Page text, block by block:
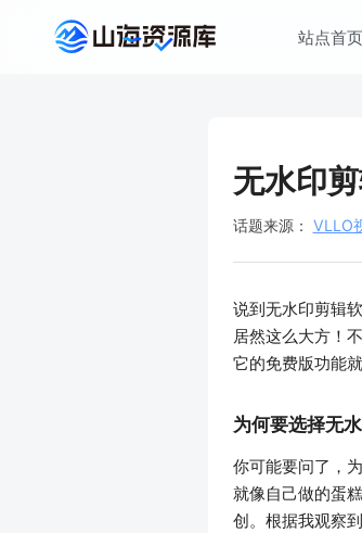
站点首页
无水印
话题来源： VLLO
说到无水印剪辑
居然这么大方！
它的免费版功能
为何要选择无
你可能要问了，
就像自己做的蛋
创。根据我观察